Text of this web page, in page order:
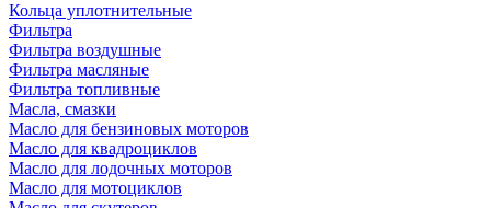
Кольца уплотнительные
Фильтра
Фильтра воздушные
Фильтра масляные
Фильтра топливные
Масла, смазки
Масло для бензиновых моторов
Масло для квадроциклов
Масло для лодочных моторов
Масло для мотоциклов